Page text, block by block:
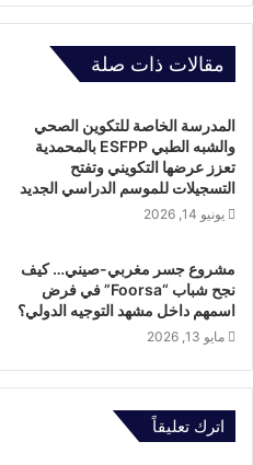
مقالات ذات صلة
المدرسة الخاصة للتكوين الصحي
والشبه الطبي ESFPP بالمحمدية
تعزز عرضها التكويني وتفتح
التسجيلات للموسم الدراسي الجديد
يونيو 14, 2026
مشروع جسر مغربي-صيني… كيف
نجح شباب “Foorsa” في فرض
اسمهم داخل مشهد التوجيه الدولي؟
مايو 13, 2026
اترك تعليقاً